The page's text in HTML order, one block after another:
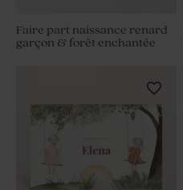
Faire part naissance renard
garçon & forêt enchantée